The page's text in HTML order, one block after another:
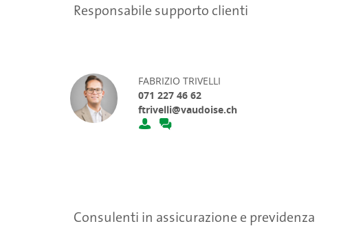
Responsabile supporto clienti
FABRIZIO TRIVELLI
071 227 46 62
ftrivelli@vaudoise.ch
Consulenti in assicurazione e previdenza